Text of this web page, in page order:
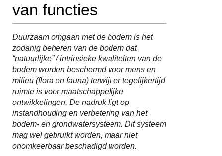
van functies
Duurzaam omgaan met de bodem is het
zodanig beheren van de bodem dat
“natuurlijke” / intrinsieke kwaliteiten van de
bodem worden beschermd voor mens en
milieu (flora en fauna) terwijl er tegelijkertijd
ruimte is voor maatschappelijke
ontwikkelingen. De nadruk ligt op
instandhouding en verbetering van het
bodem- en grondwatersysteem. Dit systeem
mag wel gebruikt worden, maar niet
onomkeerbaar beschadigd worden.